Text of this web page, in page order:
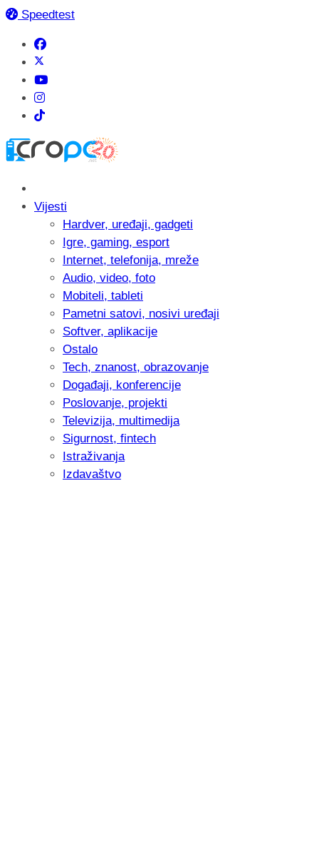
Speedtest
Vijesti
Hardver, uređaji, gadgeti
Igre, gaming, esport
Internet, telefonija, mreže
Audio, video, foto
Mobiteli, tableti
Pametni satovi, nosivi uređaji
Softver, aplikacije
Ostalo
Tech, znanost, obrazovanje
Događaji, konferencije
Poslovanje, projekti
Televizija, multimedija
Sigurnost, fintech
Istraživanja
Izdavaštvo